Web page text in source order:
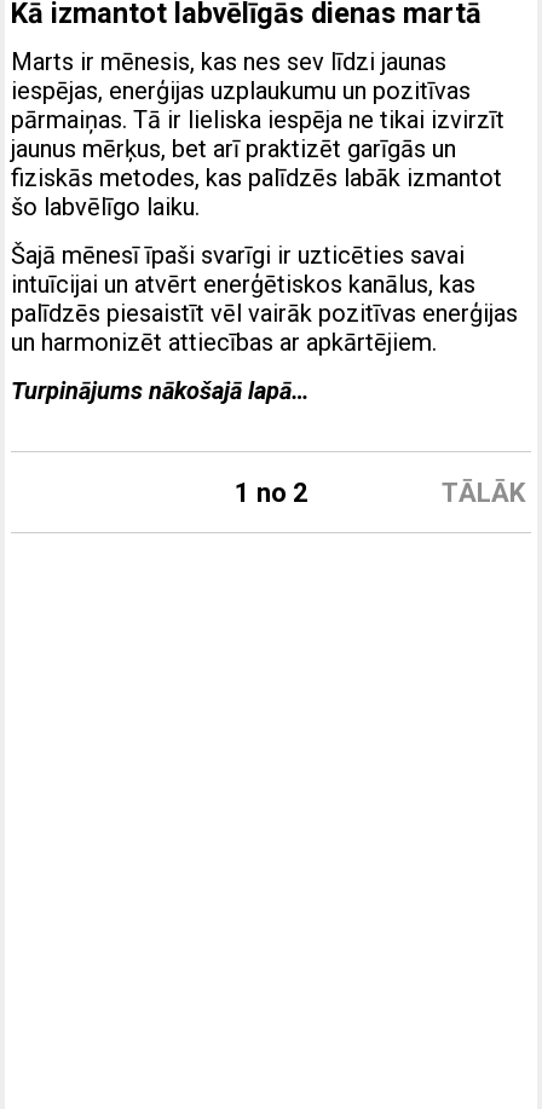
Kā izmantot labvēlīgās dienas martā
Marts ir mēnesis, kas nes sev līdzi jaunas
iespējas, enerģijas uzplaukumu un pozitīvas
pārmaiņas. Tā ir lieliska iespēja ne tikai izvirzīt
jaunus mērķus, bet arī praktizēt garīgās un
fiziskās metodes, kas palīdzēs labāk izmantot
šo labvēlīgo laiku.
Šajā mēnesī īpaši svarīgi ir uzticēties savai
intuīcijai un atvērt enerģētiskos kanālus, kas
palīdzēs piesaistīt vēl vairāk pozitīvas enerģijas
un harmonizēt attiecības ar apkārtējiem.
Turpinājums nākošajā lapā…
TĀLĀK
1 no 2